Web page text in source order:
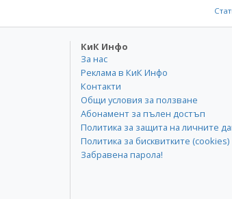
КиК Инфо
За нас
Реклама в КиК Инфо
Контакти
Общи условия за ползване
Абонамент за пълен достъп
Политика за защита на личните
Политика за бисквитките (cookies)
Забравена парола!